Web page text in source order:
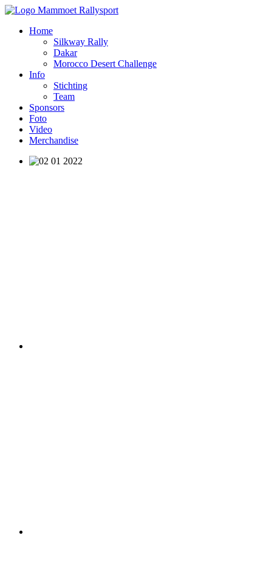
Home
Silkway Rally
Dakar
Morocco Desert Challenge
Info
Stichting
Team
Sponsors
Foto
Video
Merchandise